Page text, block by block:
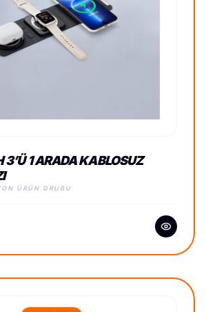
1 ARADA KABLOSUZ
ÜRÜN GRUBU